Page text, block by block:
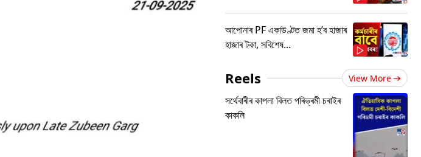
আপোনাৰ PF একাউণ্টত জমা হ’ব হাজাৰ
হাজাৰ টকা, সবিশেষ...
Reels View More
সৰ্থেবাৰীৰ কাপলা বিলত পৰিভ্ৰমী চৰাইৰ
কাকলি